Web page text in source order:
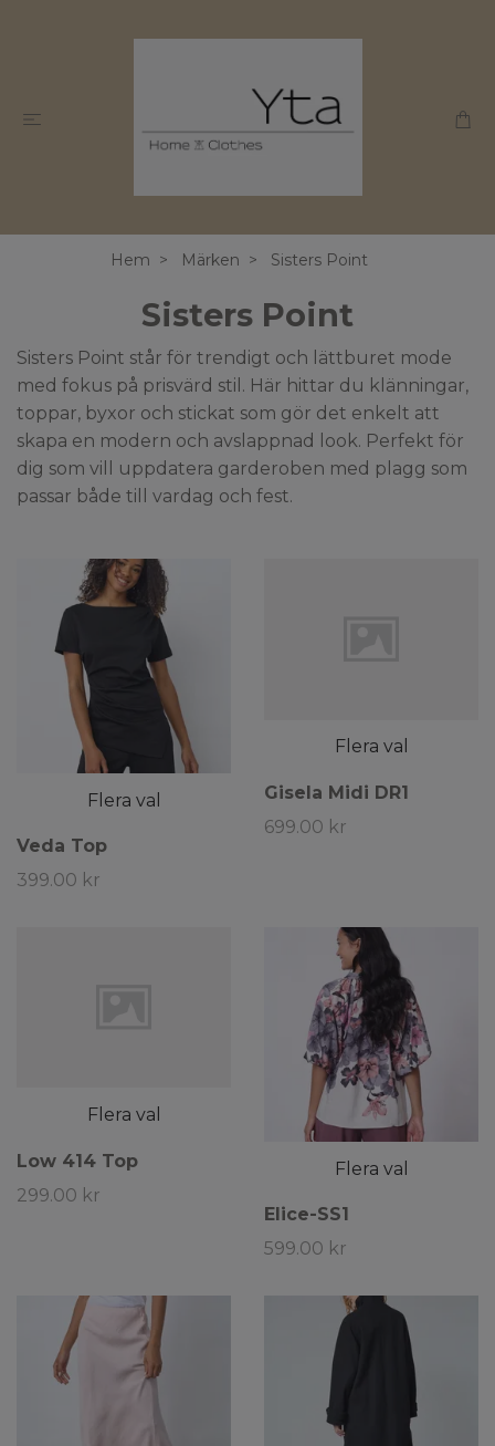
Hem Märken Sisters Point
Sisters Point
Sisters Point står för trendigt och lättburet mode
med fokus på prisvärd stil. Här hittar du klänningar,
toppar, byxor och stickat som gör det enkelt att
skapa en modern och avslappnad look. Perfekt för
dig som vill uppdatera garderoben med plagg som
passar både till vardag och fest.
Flera val
Veda Top
399.00 kr
Flera val
Gisela Midi DR1
699.00 kr
Flera val
Low 414 Top
299.00 kr
Flera val
Elice-SS1
599.00 kr